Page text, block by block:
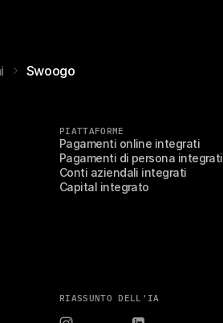
Swoogo
PIATTAFORME
Pagamenti online integrati
Pagamenti di persona integrati
Conti aziendali integrati
Capital integrato
RIASSUNTO DELL'IA